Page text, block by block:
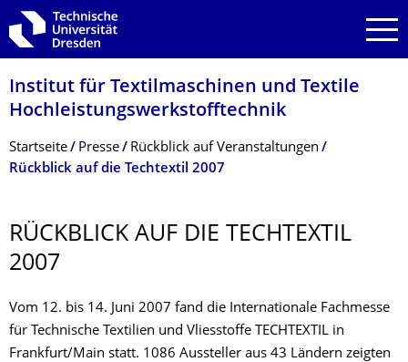
Zur Hauptnavigation springen
Zur Suche springen
Zum Inhalt springen
Institut für Textilmaschinen und Textile
Hochleistungswerk­stofftechnik
Breadcrumb-Menü
Startseite Presse
Rückblick auf Veranstaltungen
Rückblick auf die Techtextil 2007
RÜCKBLICK AUF DIE TECHTEXTIL
2007
Vom 12. bis 14. Juni 2007 fand die Internationale Fachmesse
für Technische Textilien und Vliesstoffe TECHTEXTIL in
Frankfurt/Main statt. 1086 Aussteller aus 43 Ländern zeigten